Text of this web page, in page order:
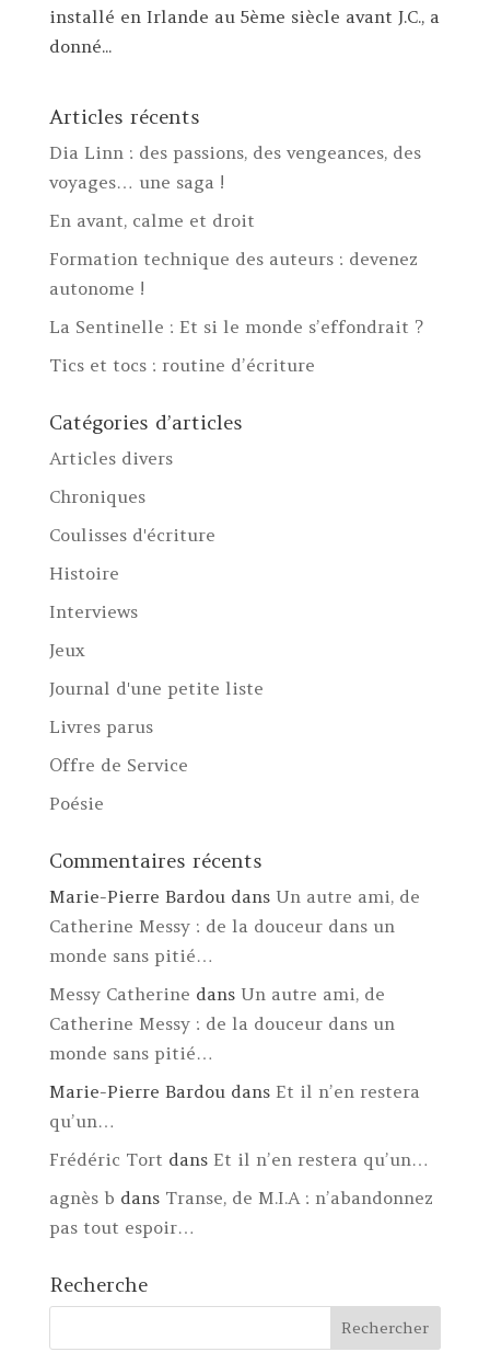
installé en Irlande au 5ème siècle avant J.C., a
donné...
Articles récents
Dia Linn : des passions, des vengeances, des
voyages… une saga !
En avant, calme et droit
Formation technique des auteurs : devenez
autonome !
La Sentinelle : Et si le monde s’effondrait ?
Tics et tocs : routine d’écriture
Catégories d’articles
Articles divers
Chroniques
Coulisses d'écriture
Histoire
Interviews
Jeux
Journal d'une petite liste
Livres parus
Offre de Service
Poésie
Commentaires récents
Marie-Pierre Bardoudans Un autre ami, de
Catherine Messy : de la douceur dans un
monde sans pitié…
Messy Catherine dans Un autre ami, de
Catherine Messy : de la douceur dans un
monde sans pitié…
Marie-Pierre Bardoudans Et il n’en restera
qu’un…
Frédéric Tort dans Et il n’en restera qu’un…
agnès b dans Transe, de M.I.A : n’abandonnez
pas tout espoir…
Recherche